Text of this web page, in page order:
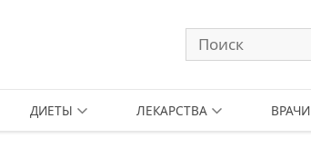
ДИЕТЫ ЛЕКАРСТВА ВРАЧИ